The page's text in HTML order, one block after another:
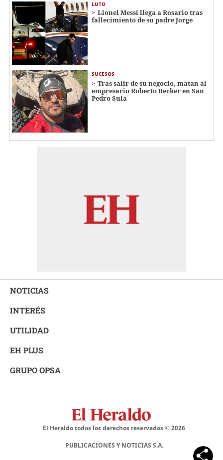
LUTO
Lionel Messi llega a Rosario tras
fallecimiento de su padre Jorge
SUCESOS
Tras salir de su negocio, matan al
empresario Roberto Becker en San
Pedro Sula
NOTICIAS
INTERÉS
UTILIDAD
EH PLUS
GRUPO OPSA
El Heraldo todos los derechos reservados ©2026
PUBLICACIONES Y NOTICIAS S.A.